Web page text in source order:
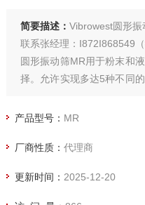
简要描述： Vibrowest圆形振
联系张经理：I872I868549（
圆形振动筛MR用于粉末和
择。允许实现多达5种不同
产品型号： MR
厂商性质： 代理商
更新时间： 2025-12-20